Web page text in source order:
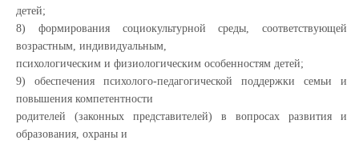
детей;
8) формирования социокультурной среды, соответствующей
возрастным, индивидуальным,
психологическим и физиологическим особенностям детей;
9) обеспечения психолого-педагогической поддержки семьи и
повышения компетентности
родителей (законных представителей) в вопросах развития и
образования, охраны и